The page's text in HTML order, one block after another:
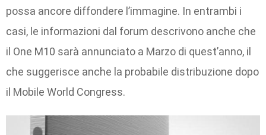
possa ancore diffondere l’immagine. In entrambi i
casi, le informazioni dal forum descrivono anche che
il One M10 sarà annunciato a Marzo di quest’anno, il
che suggerisce anche la probabile distribuzione dopo
il Mobile World Congress.